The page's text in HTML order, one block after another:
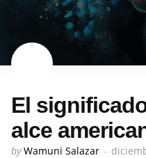
El
alce
Posted
by Wamuni Salazar